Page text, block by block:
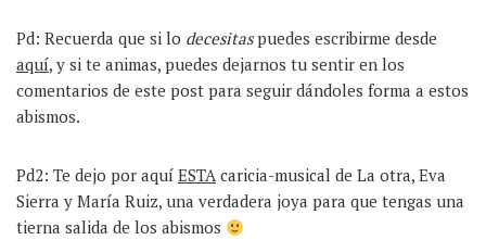
Pd: Recuerda que si lo decesitaspuedes escribirme desde
aquí, y si te animas, puedes dejarnos tu sentir en los
comentarios de este post para seguir dándoles forma a estos
abismos.
Pd2: Te dejo por aquí ESTAcaricia-musical de La otra, Eva
Sierra y María Ruiz, una verdadera joya para que tengas una
tierna salida de los abismos